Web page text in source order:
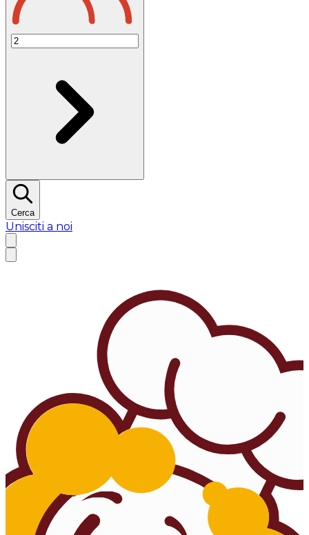
Cerca
Unisciti a noi